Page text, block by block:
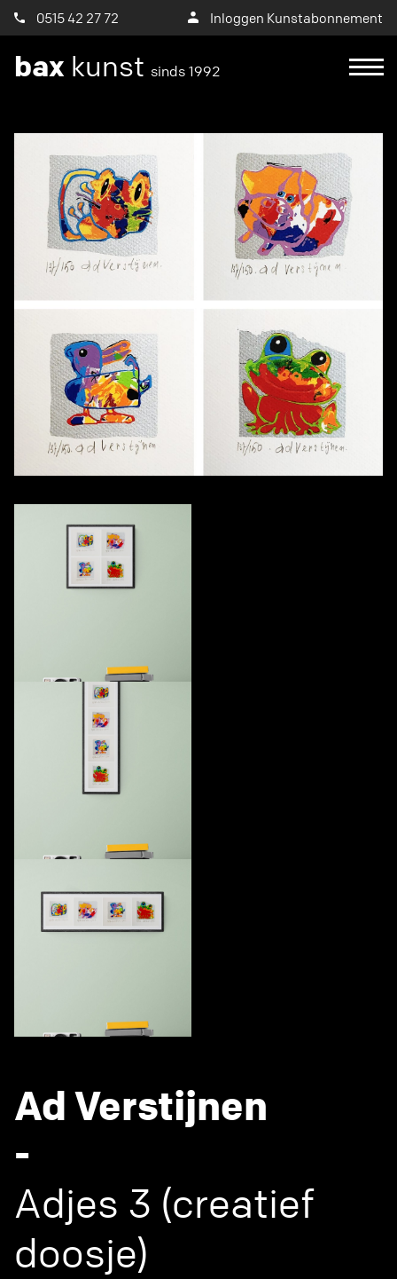
0515 42 27 72 Inloggen Kunstabonnement
bax kunst sinds 1992
Ad Verstijnen
-
Adjes 3 (creatief
doosje)